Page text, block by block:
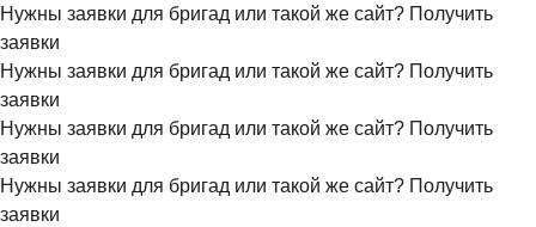
Нужны заявки для бригад или такой же сайт? Получить
заявки
Нужны заявки для бригад или такой же сайт? Получить
заявки
Нужны заявки для бригад или такой же сайт? Получить
заявки
Нужны заявки для бригад или такой же сайт? Получить
заявки